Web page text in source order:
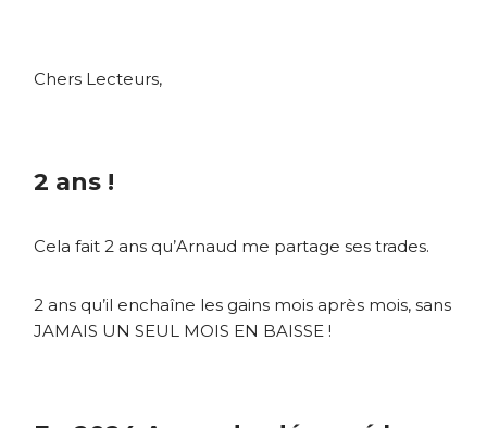
Chers Lecteurs,
2 ans !
Cela fait 2 ans qu’Arnaud me partage ses trades.
2 ans qu’il enchaîne les gains mois après mois, sans
JAMAIS UN SEUL MOIS EN BAISSE !